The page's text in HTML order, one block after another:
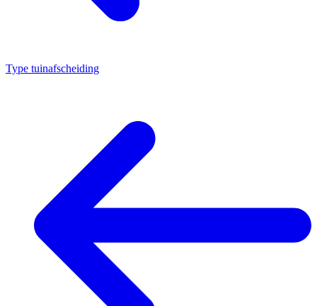
Type tuinafscheiding